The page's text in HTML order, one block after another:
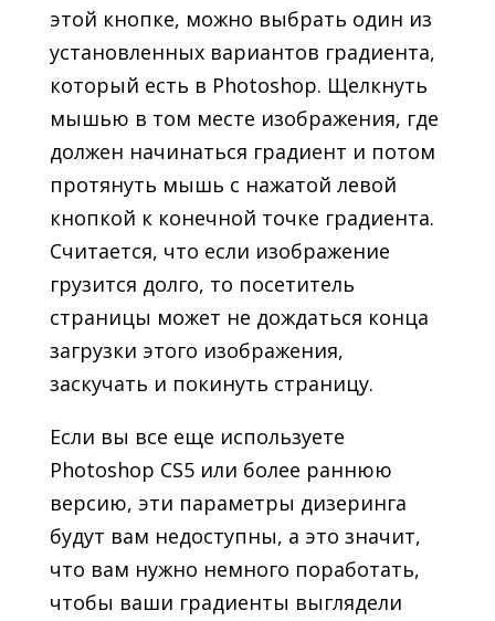
этой кнопке, можно выбрать один из
установленных вариантов градиента,
который есть в Photoshop. Щелкнуть
мышью в том месте изображения, где
должен начинаться градиент и потом
протянуть мышь с нажатой левой
кнопкой к конечной точке градиента.
Считается, что если изображение
грузится долго, то посетитель
страницы может не дождаться конца
загрузки этого изображения,
заскучать и покинуть страницу.
Если вы все еще используете
Photoshop CS5 или более раннюю
версию, эти параметры дизеринга
будут вам недоступны, а это значит,
что вам нужно немного поработать,
чтобы ваши градиенты выглядели